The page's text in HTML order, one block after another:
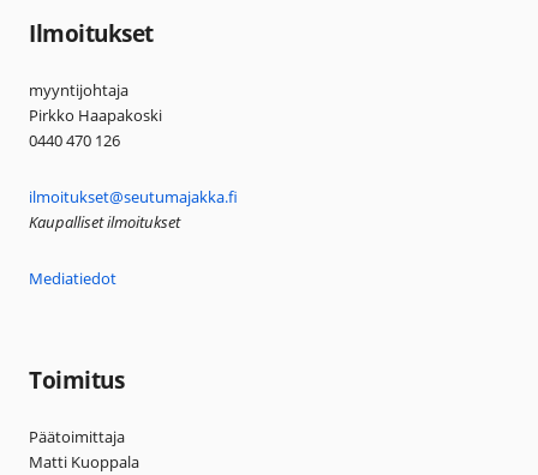
Ilmoitukset
myyntijohtaja
Pirkko Haapakoski
0440 470 126
ilmoitukset@seutumajakka.fi
Kaupalliset ilmoitukset
Mediatiedot
Toimitus
Päätoimittaja
Matti Kuoppala